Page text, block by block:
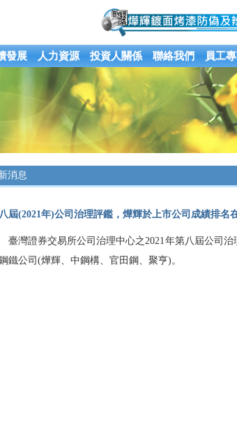
發展 人力資源 投資人關係 聯絡我們 員工
消息
屆(2021年)公司治理評鑑，燁輝於上市公司成績排名
臺灣證券交易所公司治理中心之2021年第八屆公司
鐵公司(燁輝、中鋼構、官田鋼、聚亨)。